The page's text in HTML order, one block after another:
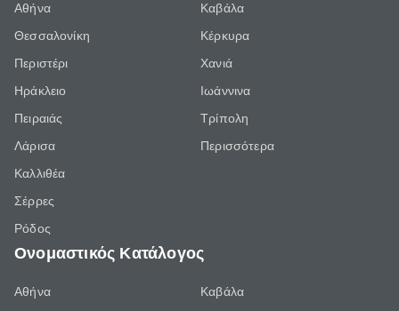
Αθήνα
Θεσσαλονίκη
Περιστέρι
Ηράκλειο
Πειραιάς
Λάρισα
Καλλιθέα
Σέρρες
Ρόδος
Καβάλα
Κέρκυρα
Χανιά
Ιωάννινα
Τρίπολη
Περισσότερα
Ονομαστικός Κατάλογος
Αθήνα Καβάλα